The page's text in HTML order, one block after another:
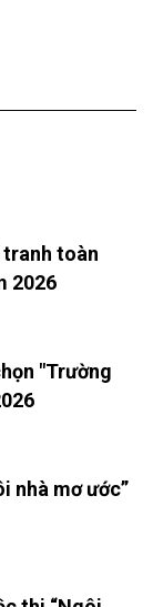
tranh toàn
2026
"Trường
nhà mơ ước”